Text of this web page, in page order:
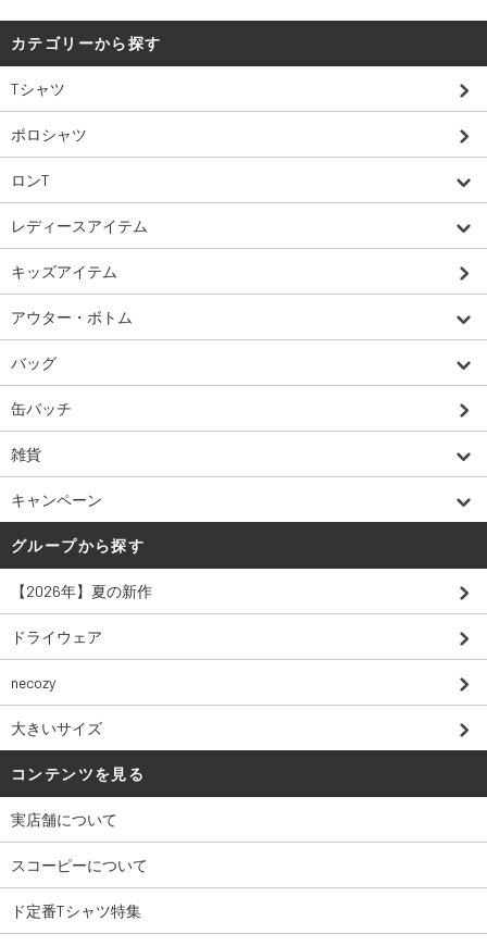
カテゴリーから探す
Tシャツ
ポロシャツ
ロンT
レディースアイテム
キッズアイテム
アウター・ボトム
バッグ
缶バッチ
雑貨
キャンペーン
グループから探す
【2026年】夏の新作
ドライウェア
necozy
大きいサイズ
コンテンツを見る
実店舗について
スコーピーについて
ド定番Tシャツ特集